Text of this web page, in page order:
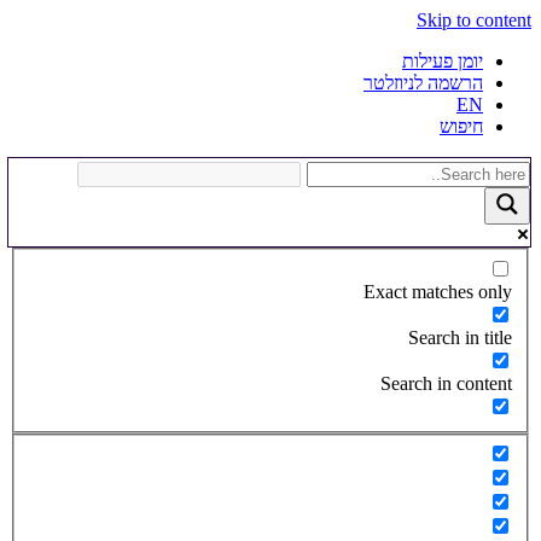
Skip to content
יומן פעילות
הרשמה לניוזלטר
EN
חיפוש
Exact matches only
Search in title
Search in content